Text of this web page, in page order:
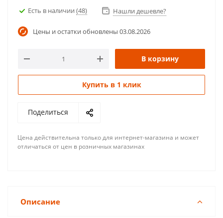
Есть в наличии (48) Нашли дешевле?
Цены и остатки обновлены 03.08.2026
В корзину
Купить в 1 клик
Поделиться
Цена действительна только для интернет-магазина и может
отличаться от цен в розничных магазинах
Описание